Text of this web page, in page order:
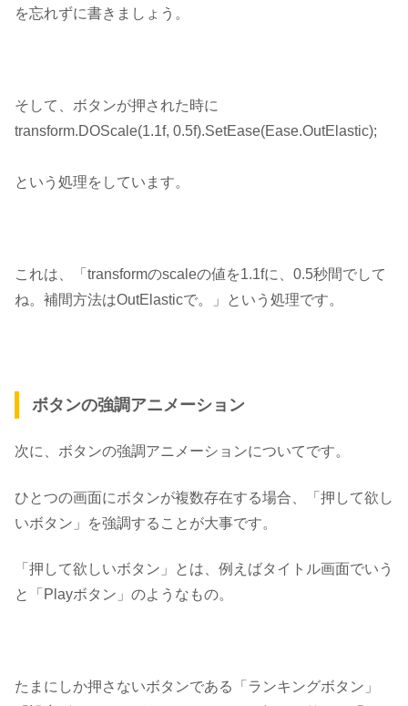
を忘れずに書きましょう。
そして、ボタンが押された時に
transform.DOScale(1.1f, 0.5f).SetEase(Ease.OutElastic);
という処理をしています。
これは、「transformのscaleの値を1.1fに、0.5秒間でして
ね。補間方法はOutElasticで。」という処理です。
ボタンの強調アニメーション
次に、ボタンの強調アニメーションについてです。
ひとつの画面にボタンが複数存在する場合、
「押して欲し
いボタン」を強調することが大事です。
「押して欲しいボタン」とは、例えばタイトル画面でいう
と「Playボタン」のようなもの。
たまにしか押さないボタンである「ランキングボタン」